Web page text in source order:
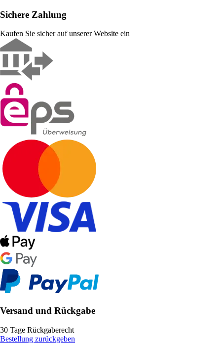
Sichere Zahlung
Kaufen Sie sicher auf unserer Website ein
Versand und Rückgabe
30 Tage Rückgaberecht
Bestellung zurückgeben